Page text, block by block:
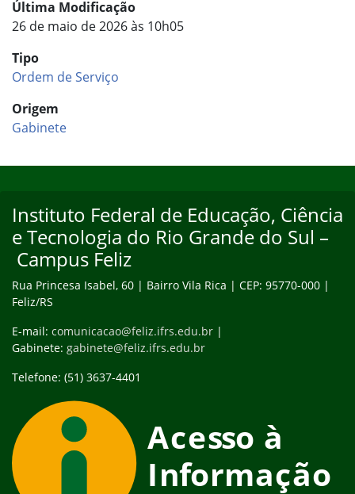
Última Modificação
26 de maio de 2026 às 10h05
Tipo
Ordem de Serviço
Origem
Gabinete
Instituto Federal de Educação, Ciência
e Tecnologia do Rio Grande do Sul –
Campus Feliz
Rua Princesa Isabel, 60 | Bairro Vila Rica | CEP: 95770-000 |
Feliz/RS
E-mail: comunicacao@feliz.ifrs.edu.br |
Gabinete: gabinete@feliz.ifrs.edu.br
Telefone: (51) 3637-4401